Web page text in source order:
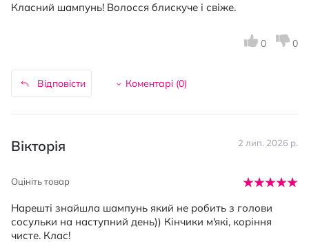
Класний шампунь! Волосся блискуче і свіже.
Відповісти Коментарі (0)
0 0
Вікторія 2 лип. 2026 р.
Оцініть товар
Нарешті знайшла шампунь який не робить з голови
сосульки на наступний день)) Кінчики м'які, коріння
чисте. Клас!